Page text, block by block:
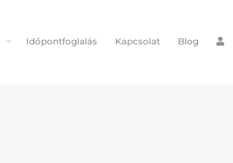
Időpontfoglalás Kapcsolat Blog